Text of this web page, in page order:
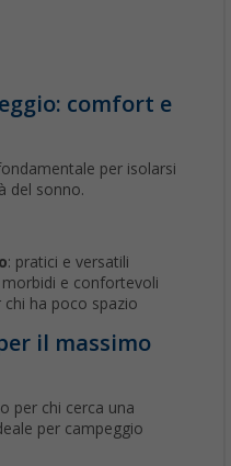
comfort e
per isolarsi
del sonno.
: pratici e versatili
morbidi e confortevoli
chi ha poco spazio
il massimo
per chi cerca una
per campeggio